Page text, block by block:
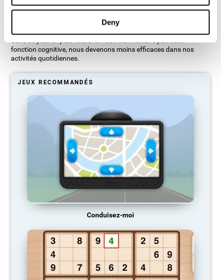
Deny
Notre cerveau a tendance à économiser ses ressources en
éliminant les connexions inutilisées. Si une compétence cognitive
n'est pas utilisée normalement, le cerveau ne fournit pas de
ressources pour ce schéma d'activation neuronale, qui devient
donc de plus en plus faible. Si nous n'entraînons pas cette
fonction cognitive, nous devenons moins efficaces dans nos
activités quotidiennes.
JEUX RECOMMANDÉS
Conduisez-moi